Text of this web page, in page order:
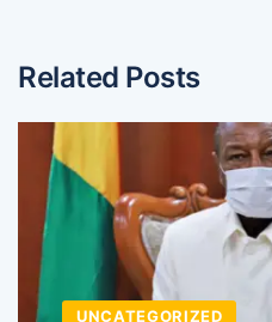
Related Posts
UNCATEGORIZED